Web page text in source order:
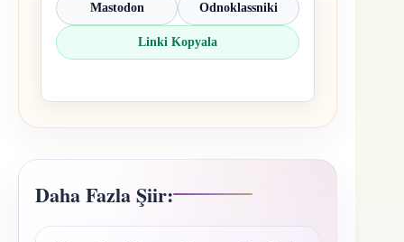
Mastodon Odnoklassniki
Linki Kopyala
Daha Fazla Şiir: